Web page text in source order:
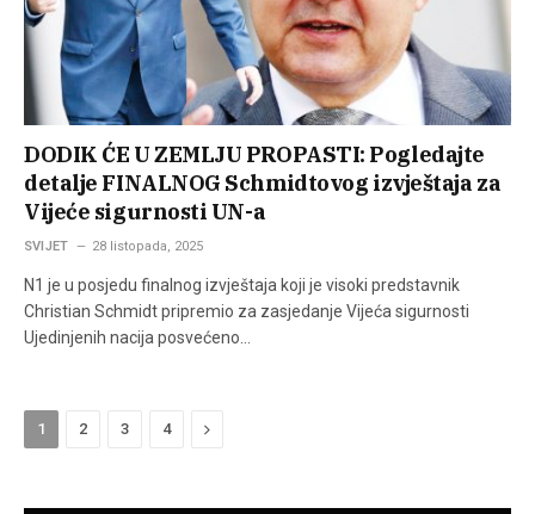
DODIK ĆE U ZEMLJU PROPASTI: Pogledajte
detalje FINALNOG Schmidtovog izvještaja za
Vijeće sigurnosti UN-a
SVIJET 28 listopada, 2025
N1 je u posjedu finalnog izvještaja koji je visoki predstavnik
Christian Schmidt pripremio za zasjedanje Vijeća sigurnosti
Ujedinjenih nacija posvećeno…
1 2 3 4 Next